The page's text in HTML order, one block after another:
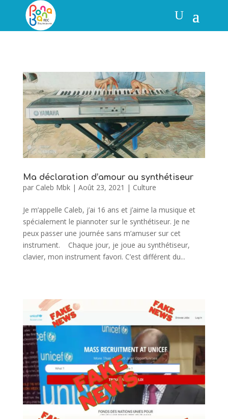
Ma déclaration d’amour au synthétiseur
par Caleb Mbk| Août 23, 2021 | Culture
Je m’appelle Caleb, j’ai 16 ans et j’aime la musique et
spécialement le piannoter sur le synthétiseur. Je ne
peux passer une journée sans m’amuser sur cet
instrument. Chaque jour, je joue au synthétiseur,
clavier, mon instrument favori. C’est différent du...